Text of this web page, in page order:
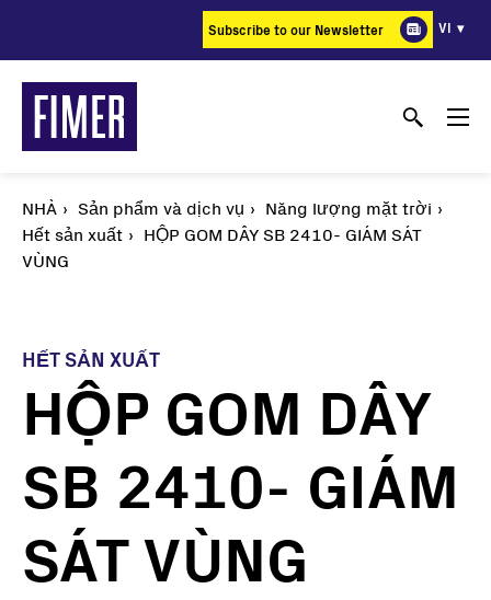
dung
Subscribe to our Newsletter VI
NHÀ Sản phẩm và dịch vụ
Năng lượng mặt trời
Hết sản xuất
HỘP GOM DÂY SB 2410- GIÁM SÁT
VÙNG
HẾT SẢN XUẤT
HỘP GOM DÂY
SB 2410- GIÁM
SÁT VÙNG